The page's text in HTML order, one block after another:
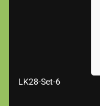
LK28-Set-6